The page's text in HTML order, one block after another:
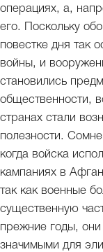
операциях, а,
его. Поскольку
повестке дня так
войны, и
становились
общественности,
странах стали
полезности.
когда войска
кампаниях в
так как военные
существенную
прежние годы,
значимыми для